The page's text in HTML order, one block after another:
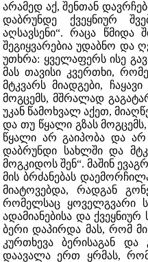
არამედ აქ, შენთან
დაბრუნდე ქვეყნიურ
აღსავსენი“. რაცა წმიდა
შეგიყვარებია უდაბნო და
უთხრა: ყველაფერს ისე
მას თავისი კვერთხი,
მტკვარს მიადგები,
მოგცემს, მშრალად
უკან წამოხვალ აქეთ,
და თუ წყალი გზას
წყალი არ გაიპობა და არ
დაბრუნდი სახლში და
მოგკიდოს შენ“. მაშინ
მის ბრძანებას
მიატოვებდა, რადგან
რომელსაც ყოველგვარი
ადამიანებისა და
ბერი დაპირდა მას, რომ
კურთხევა ბერისაგან და
დაავალა ერთ ყრმას,